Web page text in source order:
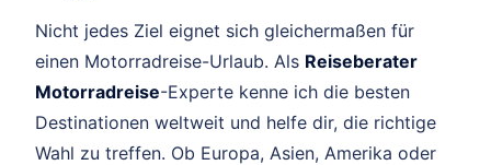
Nicht jedes Ziel eignet sich gleichermaßen für
einen Motorradreise-Urlaub. Als Reiseberater
Motorradreise-Experte kenne ich die besten
Destinationen weltweit und helfe dir, die richtige
Wahl zu treffen. Ob Europa, Asien, Amerika oder